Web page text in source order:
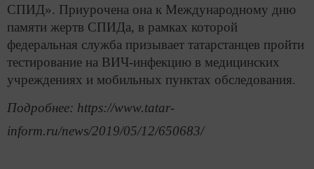
СПИД». Приурочена она к Международному дню
памяти жертв СПИДа, в рамках которой
федеральная служба призывает татарстанцев пройти
тестирование на ВИЧ-инфекцию в медицинских
учреждениях и мобильных пунктах обследования.
Подробнее: https://www.tatar-
inform.ru/news/2019/05/12/650683/